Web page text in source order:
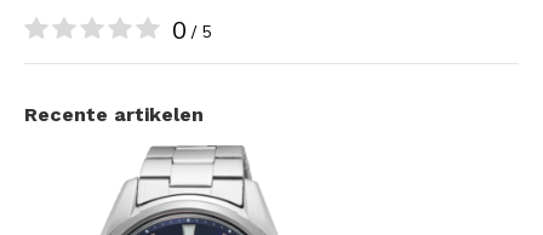
0 / 5
Recente artikelen